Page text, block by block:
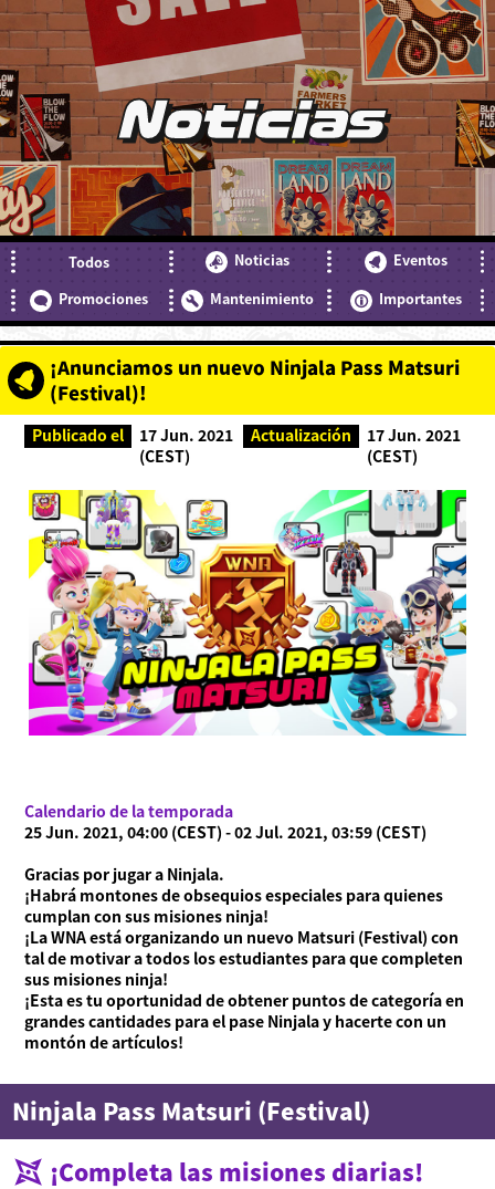
Acerca de Ninjala
Acerca de Ninjala
Cómo jugar a Ninjala
Chicle ninja
Mapas
Temporada actual
Noticias
Todos Noticias
Eventos
Promociones
Mantenimiento Importantes
¡Anunciamos un nuevo Ninjala Pass Matsuri
(Festival)!
Publicado el
17 Jun. 2021
(CEST)
Actualización
17 Jun. 2021
(CEST)
Calendario de la temporada
25 Jun. 2021, 04:00 (CEST) - 02 Jul. 2021, 03:59 (CEST)
Gracias por jugar a Ninjala.
¡Habrá montones de obsequios especiales para quienes
cumplan con sus misiones ninja!
¡La WNA está organizando un nuevo Matsuri (Festival) con
tal de motivar a todos los estudiantes para que completen
sus misiones ninja!
¡Esta es tu oportunidad de obtener puntos de categoría en
grandes cantidades para el pase Ninjala y hacerte con un
montón de artículos!
Ninjala Pass Matsuri (Festival)
¡Completa las misiones diarias!